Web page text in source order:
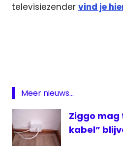
televisiezender vind je
van de
maand
Meer nieuws...
Ziggo mag
kabel”